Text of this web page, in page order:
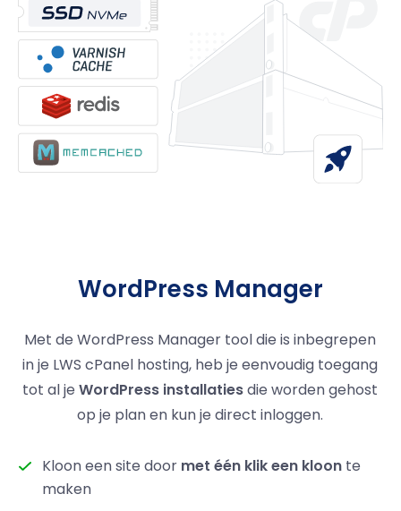
WordPress Manager
Met de WordPress Manager tool die is inbegrepen
in je LWS cPanel hosting, heb je eenvoudig toegang
tot al jeWordPress installatiesdie worden gehost
op je plan en kun je direct inloggen.
Kloon een site door met één klik een kloon te
maken